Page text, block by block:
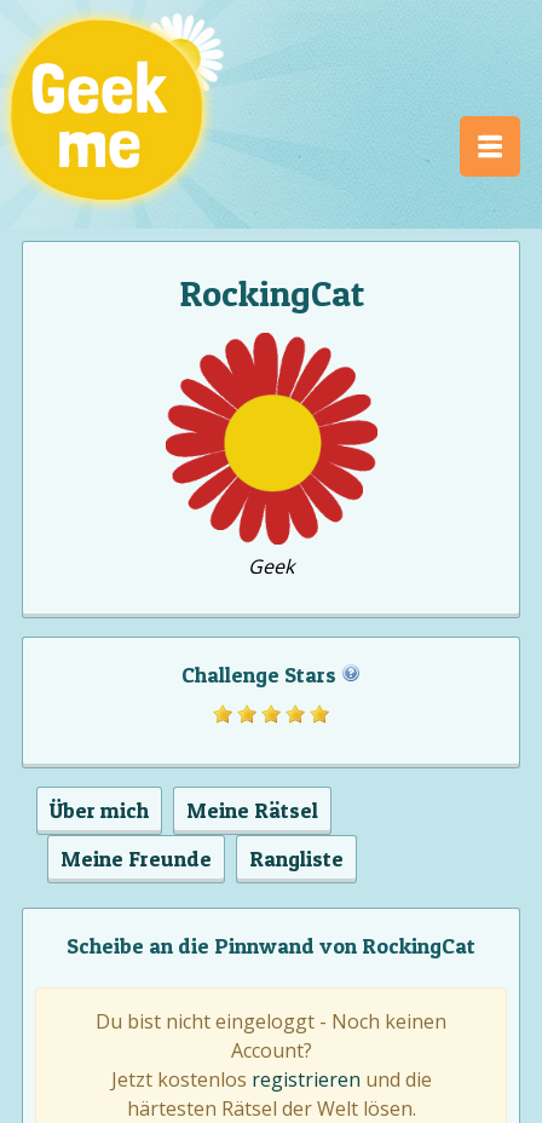
RockingCat
Geek
Challenge Stars
Über mich
Meine Rätsel
Meine Freunde
Rangliste
Scheibe an die Pinnwand von RockingCat
Du bist nicht eingeloggt - Noch keinen
Account?
Jetzt kostenlos registrieren und die
härtesten Rätsel der Welt lösen.